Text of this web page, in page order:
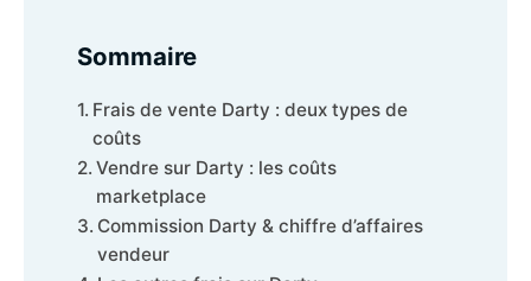
Sommaire
Frais de vente Darty : deux types de
coûts
Vendre sur Darty : les coûts
marketplace
Commission Darty & chiffre d’affaires
vendeur